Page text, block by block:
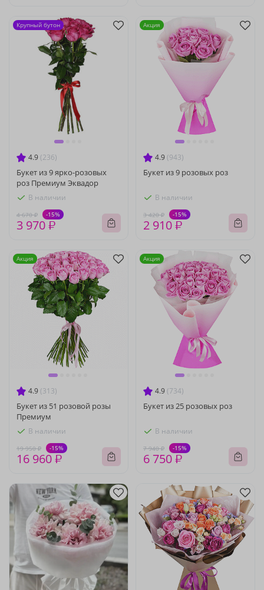
4.9 (236)
Букет из 9 ярко-розовых
роз Премиум Эквадор
В наличии
4 670 ₽ -15%
3 970 ₽
Крупный бутон
4.9 (943)
Букет из 9 розовых роз
В наличии
3 420 ₽ -15%
2 910 ₽
Акция
4.9 (313)
Букет из 51 розовой розы
Премиум
В наличии
19 950 ₽ -15%
16 960 ₽
Акция
4.9 (734)
Букет из 25 розовых роз
В наличии
7 940 ₽ -15%
6 750 ₽
Акция